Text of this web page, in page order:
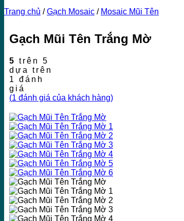
Trang chủ / Gạch Mosaic / Mosaic Mũi Tên
Gạch Mũi Tên Trắng Mờ
5 trên 5
dựa trên
1
đánh
giá
(1 đánh giá của khách hàng)